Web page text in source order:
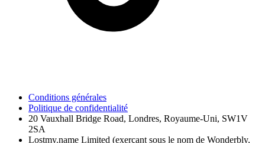
Conditions générales
Politique de confidentialité
20 Vauxhall Bridge Road, Londres, Royaume-Uni, SW1V
2SA
Lostmy.name Limited (exerçant sous le nom de Wonderbly,